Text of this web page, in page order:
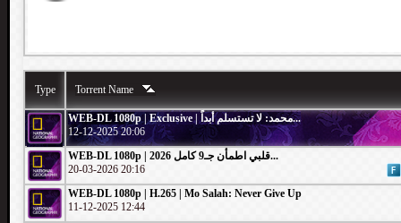
Type Torrent Name
WEB-DL 1080p | Exclusive | محمد: لا تستسلم أبداً...
12-12-2025 20:06
WEB-DL 1080p | 2026 قلبي اطمأن جـ9 كامل...
20-03-2026 20:16
WEB-DL 1080p | H.265 | Mo Salah: Never Give Up
11-12-2025 12:44